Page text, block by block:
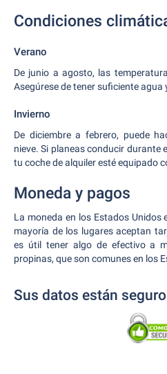
Condiciones
Verano
De junio a agosto, las
Asegúrese de tener suficiente agua
Invierno
De diciembre a febrero, puede
nieve. Si planeas conducir durante
tu coche de alquiler esté equipado
Moneda y pagos
La moneda en los Estados Unidos
mayoría de los lugares aceptan
es útil tener algo de efectivo a
propinas, que son comunes en los
Sus datos están